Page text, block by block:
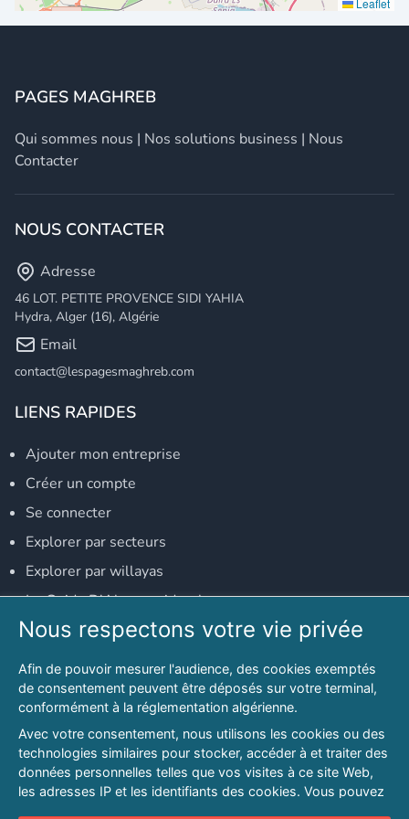
Leaflet
PAGES MAGHREB
Qui sommes nous | Nos solutions business | Nous
Contacter
NOUS CONTACTER
Adresse
46 LOT. PETITE PROVENCE SIDI YAHIA
Hydra, Alger (16), Algérie
Email
contact@lespagesmaghreb.com
LIENS RAPIDES
Ajouter mon entreprise
Créer un compte
Se connecter
Explorer par secteurs
Explorer par willayas
Le Guide D'Alger, guide-alger.com
NOS RÉSEAUX SOCIAUX
Notre page Facebook
Notre page LinkedIn
Notre page Instagram
Notre page Twitter
Nous respectons votre vie privée
Afin de pouvoir mesurer l'audience, des cookies exemptés
de consentement peuvent être déposés sur votre terminal,
conformément à la réglementation algérienne.
Avec votre consentement, nous utilisons les cookies ou des
technologies similaires pour stocker, accéder à et traiter des
données personnelles telles que vos visites à ce site Web,
les adresses IP et les identifiants des cookies. Vous pouvez